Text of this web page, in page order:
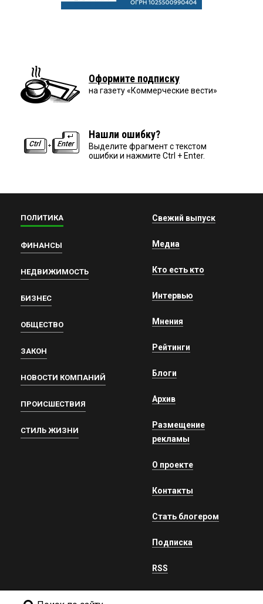
Оформите подписку
на газету «Коммерческие вести»
Нашли ошибку?
Выделите фрагмент с текстом
ошибки и нажмите Ctrl + Enter.
ПОЛИТИКА
ФИНАНСЫ
НЕДВИЖИМОСТЬ
БИЗНЕС
ОБЩЕСТВО
ЗАКОН
НОВОСТИ КОМПАНИЙ
ПРОИСШЕСТВИЯ
СТИЛЬ ЖИЗНИ
Свежий выпуск
Медиа
Кто есть кто
Интервью
Мнения
Рейтинги
Блоги
Архив
Размещение
рекламы
О проекте
Контакты
Стать блогером
Подписка
RSS